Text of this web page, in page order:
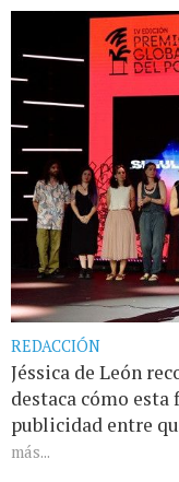
REDACCIÓN
Jéssica de León
destaca cómo esta
publicidad entre
más...